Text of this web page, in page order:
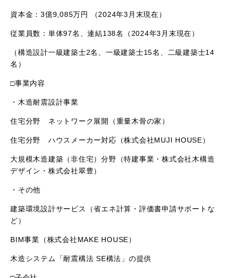
資本金：3億9,085万円 （2024年3月末現在）
従業員数：単体97名、連結138名（2024年3月末現在）
（構造設計一級建築士2名、一級建築士15名、二級建築士14
名）
□事業内容
・木造耐震設計事業
住宅分野 ネットワーク展開（重量木骨の家）
住宅分野 ハウスメーカー対応（株式会社MUJI HOUSE）
大規模木造建築（非住宅）分野（特建事業・株式会社木構造
デザイン・株式会社翠豊）
・その他
建築環境設計サービス（省エネ計算・評価書申請サポートな
ど）
BIM事業（株式会社MAKE HOUSE）
木造システム「耐震構法 SE構法」の提供